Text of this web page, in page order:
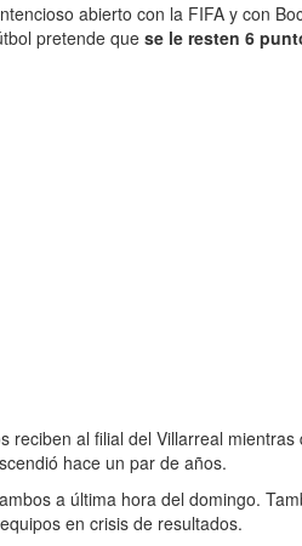
abierto con la FIFA y con
pretende que se le resten 6
reciben al filial del Villarreal
hace un par de años.
a última hora del domingo.
en crisis de resultados.